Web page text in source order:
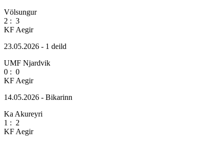
Völsungur
2 : 3
KF Aegir
23.05.2026 - 1 deild
UMF Njardvik
0 : 0
KF Aegir
14.05.2026 - Bikarinn
Ka Akureyri
1 : 2
KF Aegir